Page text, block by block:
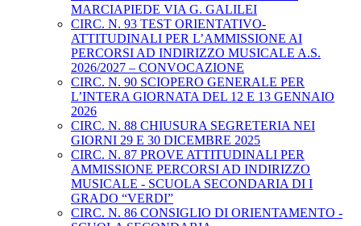
MARCIAPIEDE VIA G. GALILEI
CIRC. N. 93 TEST ORIENTATIVO-
ATTITUDINALI PER L’AMMISSIONE AI
PERCORSI AD INDIRIZZO MUSICALE A.S.
2026/2027 – CONVOCAZIONE
CIRC. N. 90 SCIOPERO GENERALE PER
L’INTERA GIORNATA DEL 12 E 13 GENNAIO
2026
CIRC. N. 88 CHIUSURA SEGRETERIA NEI
GIORNI 29 E 30 DICEMBRE 2025
CIRC. N. 87 PROVE ATTITUDINALI PER
AMMISSIONE PERCORSI AD INDIRIZZO
MUSICALE - SCUOLA SECONDARIA DI I
GRADO “VERDI”
CIRC. N. 86 CONSIGLIO DI ORIENTAMENTO -